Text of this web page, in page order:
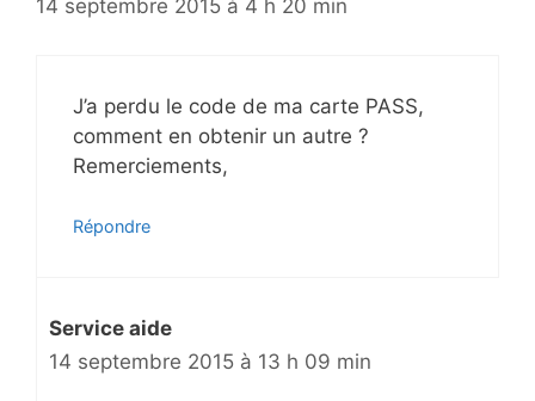
14 septembre 2015 à 4 h 20 min
J’a perdu le code de ma carte PASS,
comment en obtenir un autre ?
Remerciements,
Répondre
Service aide
14 septembre 2015 à 13 h 09 min